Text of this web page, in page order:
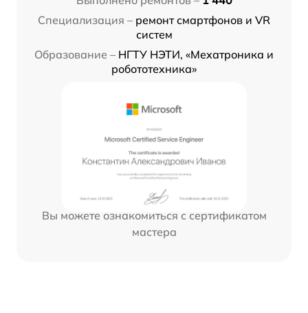
Специализация – ремонт смартфонов и VR
систем
Образование – НГТУ НЭТИ, «Мехатроника и
робототехника»
Вы можете ознакомиться с сертификатом
мастера